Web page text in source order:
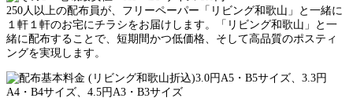
250人以上の配布員が、フリーペーパー「リビング和歌山」と一緒に
１軒１軒のお宅にチラシをお届けします。「リビング和歌山」と一
緒に配布することで、短期間かつ低価格、そして高品質のポスティ
ングを実現します。